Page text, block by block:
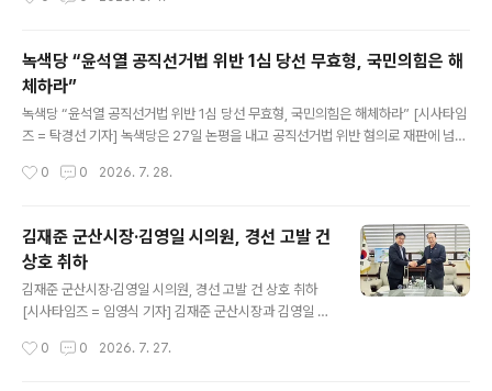
뜨거운 호응” [시사타임즈 = 김동진 기자] 연일 이어지는
더불어민주당 당원들의 열기를 막아서지 못했다. 더불어민
주당 당대표 선거에 출마한 김민석 후보가 전북 전주를 찾
은 가운데, 정견발표회가 열린 전주대학교 슈퍼스타홀은
행사 시작 한참 전부터 몰려든 수많은 청중과 지지자들로
인산인해를 이뤘다. 점심 무렵부터 몰려든 인파 객석 꽉 채
으나, 낮 12시를 넘기면서부터 전주대 슈퍼스타홀 객석은
녹색당 “윤석열 공직선거법 위반 1심 당선 무효형, 국민의힘은 해
체하라”
녹색당 “윤석열 공직선거법 위반 1심 당선 무효형, 국민의힘은 해체하라” [시사타임
즈 = 탁경선 기자] 녹색당은 27일 논평을 내고 공직선거법 위반 혐의로 재판에 넘겨
“대통령 당선 자체가 무효가 된 윤석열은 시민 앞에 석고대죄해야 한다”고 밝혔다.
건진법사 관련 발언 모두를 허위사실 공표에 해당한다고 봤다”면서 “대법원에서 확
정된다면, 국민의힘은 선관위에서 보전받은 대선 비용 397억 원을 전액 반환해야 한
다”고 밝혔다. 그러면서 “공직 후보자가 유권자를 상대로 허위사실을 말하는 것은 중
대한 범죄이다”며 “그중에서도 대통령 선거에서 대선 후보..
0 0 2026. 7. 28.
김재준 군산시장·김영일 시의원, 경선 고발 건
상호 취하
김재준 군산시장·김영일 시의원, 경선 고발 건 상호 취하
[시사타임즈 = 임영식 기자] 김재준 군산시장과 김영일 군
기했던 고발 건을 모두 취하했다. 김재준 시장과 김영일 의
0 0 2026. 7. 27.